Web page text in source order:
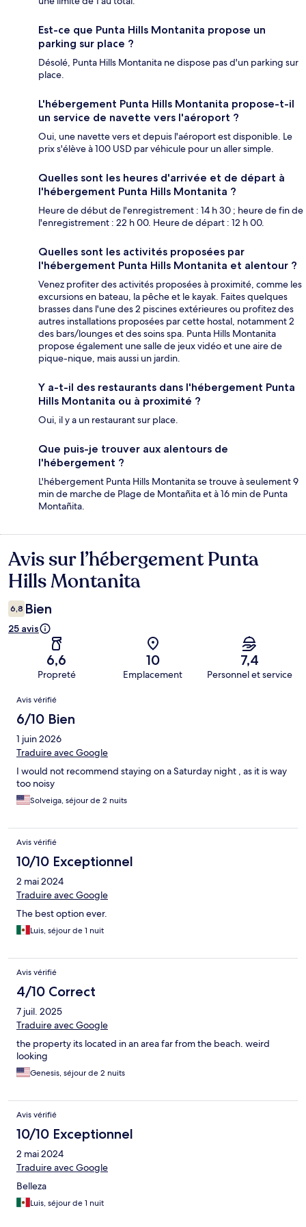
Est-ce que Punta Hills Montanita propose un
parking sur place ?
Désolé, Punta Hills Montanita ne dispose pas d'un parking sur
place.
L'hébergement Punta Hills Montanita propose-t-il
un service de navette vers l'aéroport ?
Oui, une navette vers et depuis l'aéroport est disponible. Le
prix s'élève à 100 USD par véhicule pour un aller simple.
Quelles sont les heures d'arrivée et de départ à
l'hébergement Punta Hills Montanita ?
Heure de début de l'enregistrement : 14 h 30 ; heure de fin de
l'enregistrement : 22 h 00. Heure de départ : 12 h 00.
Quelles sont les activités proposées par
l'hébergement Punta Hills Montanita et alentour ?
Venez profiter des activités proposées à proximité, comme les
excursions en bateau, la pêche et le kayak. Faites quelques
brasses dans l'une des 2 piscines extérieures ou profitez des
autres installations proposées par cette hostal, notamment 2
des bars/lounges et des soins spa. Punta Hills Montanita
propose également une salle de jeux vidéo et une aire de
pique-nique, mais aussi un jardin.
Y a-t-il des restaurants dans l'hébergement Punta
Hills Montanita ou à proximité ?
Oui, il y a un restaurant sur place.
Que puis-je trouver aux alentours de
l'hébergement ?
L'hébergement Punta Hills Montanita se trouve à seulement 9
min de marche de Plage de Montañita et à 16 min de Punta
Montañita.
Avis
Avis sur l’hébergement Punta
Hills Montanita
6,8 Bien
25 avis
6,6
Propreté
10
Emplacement
7,4
Personnel et service
Avis
Avis vérifié
6/10 Bien
1 juin 2026
Traduire avec Google
I would not recommend staying on a Saturday night , as it is way
too noisy
Solveiga, séjour de 2 nuits
Avis vérifié
10/10 Exceptionnel
2 mai 2024
Traduire avec Google
The best option ever.
Luis, séjour de 1 nuit
Avis vérifié
4/10 Correct
7 juil. 2025
Traduire avec Google
the property its located in an area far from the beach. weird
looking
Genesis, séjour de 2 nuits
Avis vérifié
10/10 Exceptionnel
2 mai 2024
Traduire avec Google
Belleza
Luis, séjour de 1 nuit